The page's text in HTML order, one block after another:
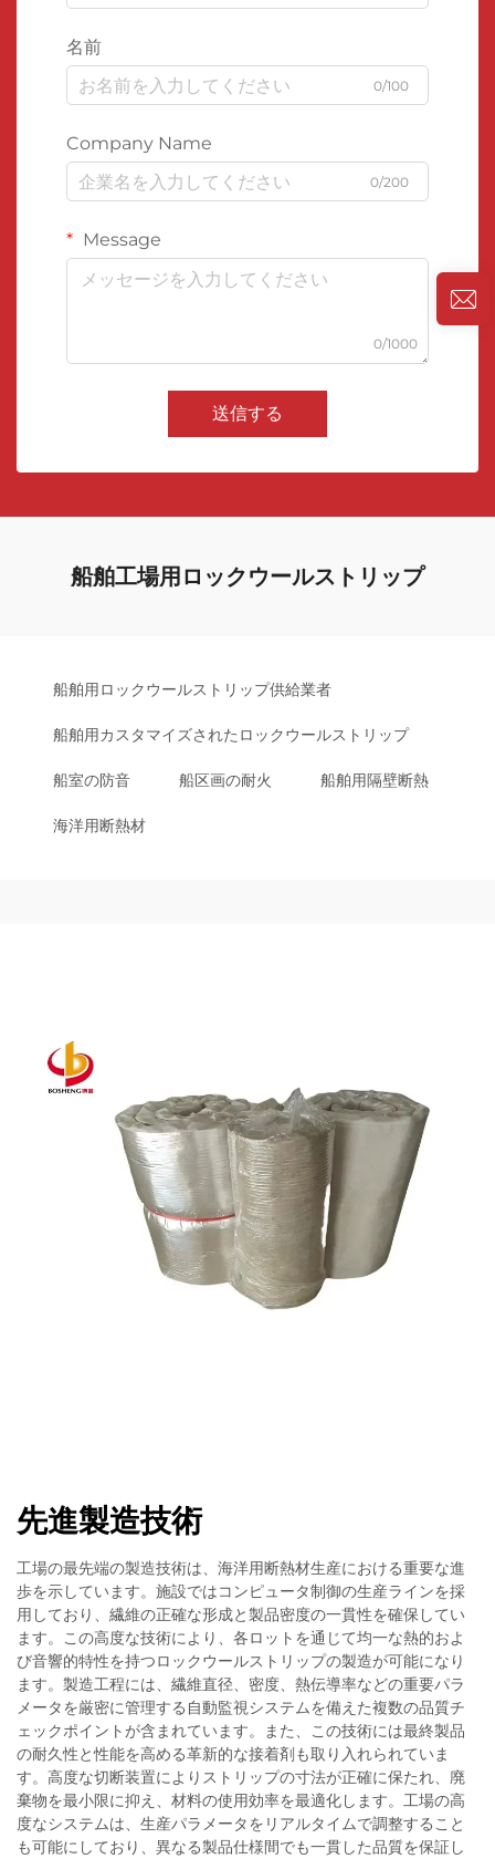
名前
0/100
Company Name
0/200
Message
0/1000
送信する
船舶工場用ロックウールストリップ
船舶用ロックウールストリップ供給業者
船舶用カスタマイズされたロックウールストリップ
船室の防音 船区画の耐火 船舶用隔壁断熱
海洋用断熱材
先進製造技術
工場の最先端の製造技術は、海洋用断熱材生産における重要な進
歩を示しています。施設ではコンピュータ制御の生産ラインを採
用しており、繊維の正確な形成と製品密度の一貫性を確保してい
ます。この高度な技術により、各ロットを通じて均一な熱的およ
び音響的特性を持つロックウールストリップの製造が可能になり
ます。製造工程には、繊維直径、密度、熱伝導率などの重要パラ
メータを厳密に管理する自動監視システムを備えた複数の品質チ
ェックポイントが含まれています。また、この技術には最終製品
の耐久性と性能を高める革新的な接着剤も取り入れられていま
す。高度な切断装置によりストリップの寸法が正確に保たれ、廃
棄物を最小限に抑え、材料の使用効率を最適化します。工場の高
度なシステムは、生産パラメータをリアルタイムで調整すること
も可能にしており、異なる製品仕様間でも一貫した品質を保証し